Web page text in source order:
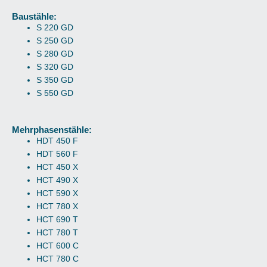
Baustähle:
S 220 GD
S 250 GD
S 280 GD
S 320 GD
S 350 GD
S 550 GD
Mehrphasenstähle:
HDT 450 F
HDT 560 F
HCT 450 X
HCT 490 X
HCT 590 X
HCT 780 X
HCT 690 T
HCT 780 T
HCT 600 C
HCT 780 C